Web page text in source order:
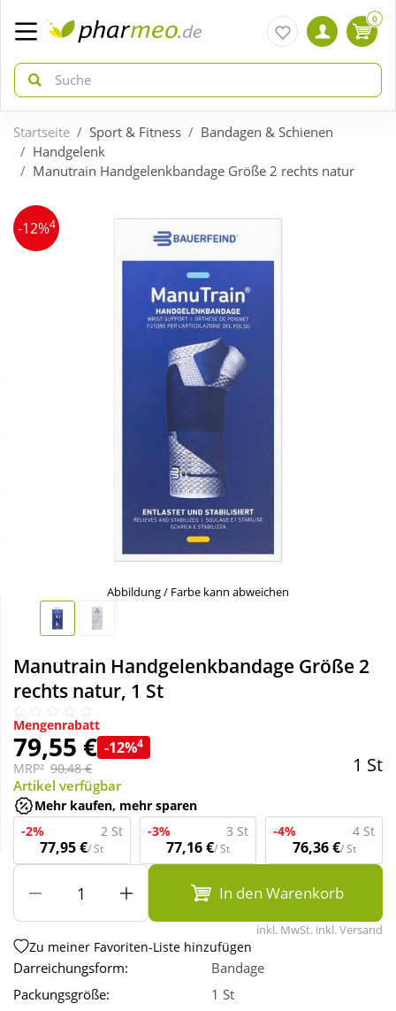
zurück
Aktuelle Coupons
zurück
Arzneimittel
Natur & Homöopathie
Sanitätshaus
Sport & Fitness
Tierbedarf
Wellness
0
Startseite Sport & Fitness
Bandagen & Schienen
Handgelenk
Manutrain Handgelenkbandage Größe 2 rechts natur
-12%4
Abbildung / Farbe kann abweichen
Manutrain Handgelenkbandage Größe 2
rechts natur, 1 St
Mengenrabatt
79,55 € -12%4
MRP² 90,48 € 1 St
Artikel verfügbar
Mehr kaufen, mehr sparen
-2%
2 St
77,95 €/ St
-3% 3 St
77,16 €/ St
-4% 4 St
76,36 €/ St
In den Warenkorb
inkl. MwSt. inkl. Versand
Zu meiner Favoriten-Liste hinzufügen
Darreichungsform:
Bandage
Packungsgröße:
1 St